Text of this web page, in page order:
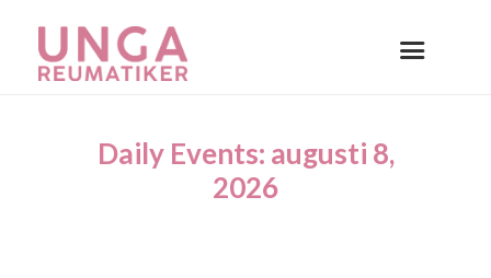
Daily Events: augusti 8,
2026